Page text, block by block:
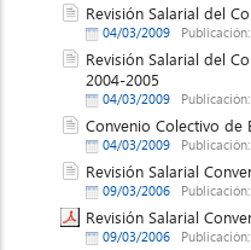
Revisión Salarial del
04/03/2009
Revisión Salarial del
2004-2005
04/03/2009
Convenio Colectivo de
04/03/2009
Revisión Salarial
09/03/2006
Revisión Salarial
09/03/2006